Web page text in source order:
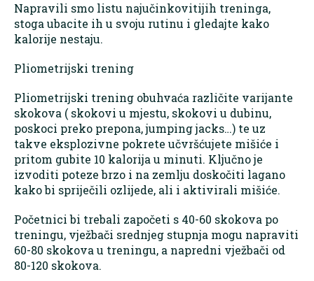
Napravili smo listu najučinkovitijih treninga,
stoga ubacite ih u svoju rutinu i gledajte kako
kalorije nestaju.
Pliometrijski trening
Pliometrijski trening obuhvaća različite varijante
skokova ( skokovi u mjestu, skokovi u dubinu,
poskoci preko prepona, jumping jacks…) te uz
takve eksplozivne pokrete učvršćujete mišiće i
pritom gubite 10 kalorija u minuti. Ključno je
izvoditi poteze brzo i na zemlju doskočiti lagano
kako bi spriječili ozlijede, ali i aktivirali mišiće.
Početnici bi trebali započeti s 40-60 skokova po
treningu, vježbači srednjeg stupnja mogu napraviti
60-80 skokova u treningu, a napredni vježbači od
80-120 skokova.